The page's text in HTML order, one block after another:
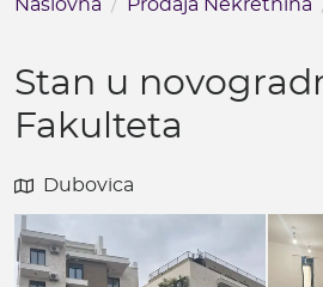
Naslovna Prodaja Nekretnina
Stan u
Fakulteta
Dubovica